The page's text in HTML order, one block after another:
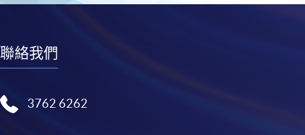
聯絡我們
3762 6262